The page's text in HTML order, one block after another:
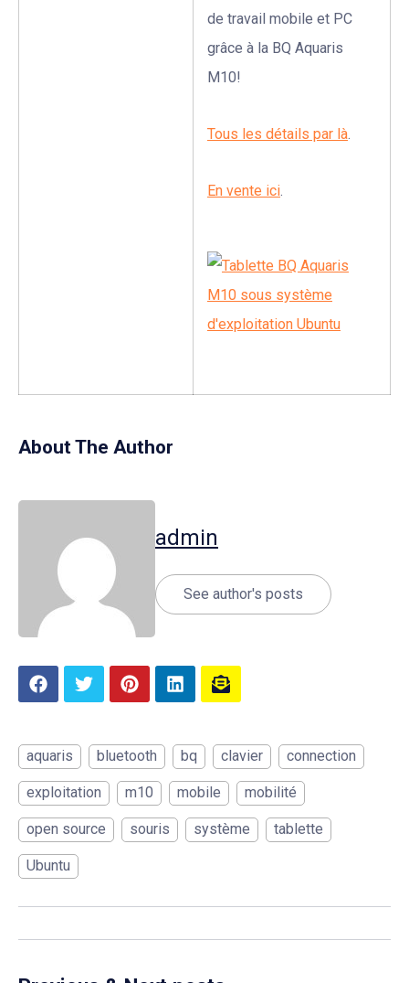
de travail mobile et PC
grâce à la BQ Aquaris
M10!
Tous les détails par là.
En vente ici.
About The Author
admin
See author's posts
aquaris bluetooth bq clavier connection
exploitation m10 mobile mobilité
open source souris système tablette
Ubuntu